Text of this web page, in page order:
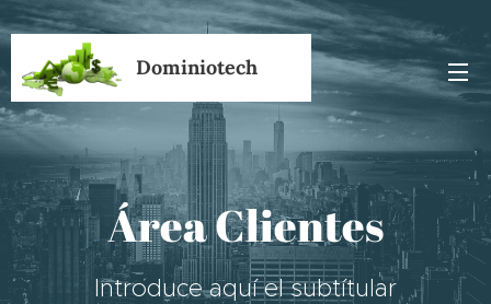
Dominiotech
Área Clientes
Introduce aquí el subtítular